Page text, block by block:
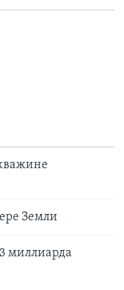
Земли
миллиарда